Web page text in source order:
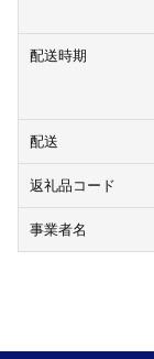
配送時期
配送
返礼品コード
事業者名